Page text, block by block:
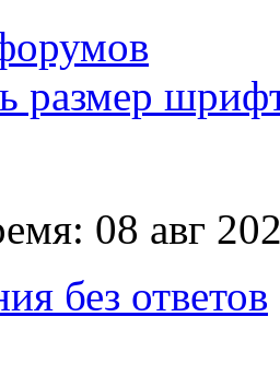
размер
08 авг
без ответов